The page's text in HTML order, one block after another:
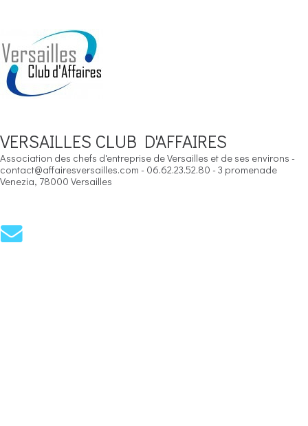
VERSAILLES CLUB D'AFFAIRES
Association des chefs d'entreprise de Versailles et de ses environs -
contact@affairesversailles.com - 06.62.23.52.80 - 3 promenade
Venezia, 78000 Versailles